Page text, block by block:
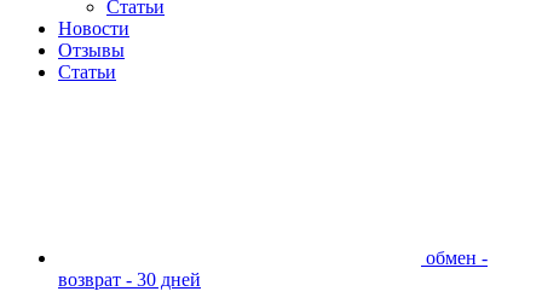
Статьи
Новости
Отзывы
Статьи
обмен -
возврат - 30 дней